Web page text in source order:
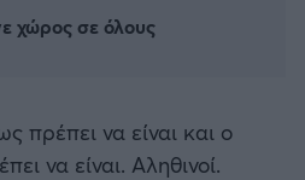
χώρος σε όλους
πρέπει να είναι και ο
να είναι. Αληθινοί.